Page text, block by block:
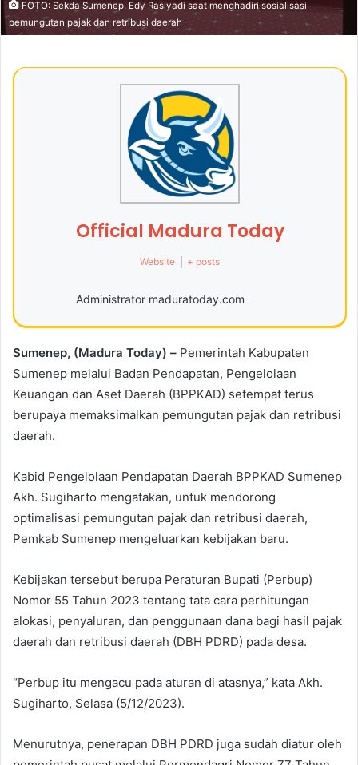
FOTO: Sekda Sumenep, Edy Rasiyadi saat menghadiri sosialisasi
pemungutan pajak dan retribusi daerah
Official Madura Today
Website + posts
Administrator maduratoday.com
Sumenep, (Madura Today) – Pemerintah Kabupaten
Sumenep melalui Badan Pendapatan, Pengelolaan
Keuangan dan Aset Daerah (BPPKAD) setempat terus
berupaya memaksimalkan pemungutan pajak dan retribusi
daerah.
Kabid Pengelolaan Pendapatan Daerah BPPKAD Sumenep
Akh. Sugiharto mengatakan, untuk mendorong
optimalisasi pemungutan pajak dan retribusi daerah,
Pemkab Sumenep mengeluarkan kebijakan baru.
Kebijakan tersebut berupa Peraturan Bupati (Perbup)
Nomor 55 Tahun 2023 tentang tata cara perhitungan
alokasi, penyaluran, dan penggunaan dana bagi hasil pajak
daerah dan retribusi daerah (DBH PDRD) pada desa.
“Perbup itu mengacu pada aturan di atasnya,” kata Akh.
Sugiharto, Selasa (5/12/2023).
Menurutnya, penerapan DBH PDRD juga sudah diatur oleh